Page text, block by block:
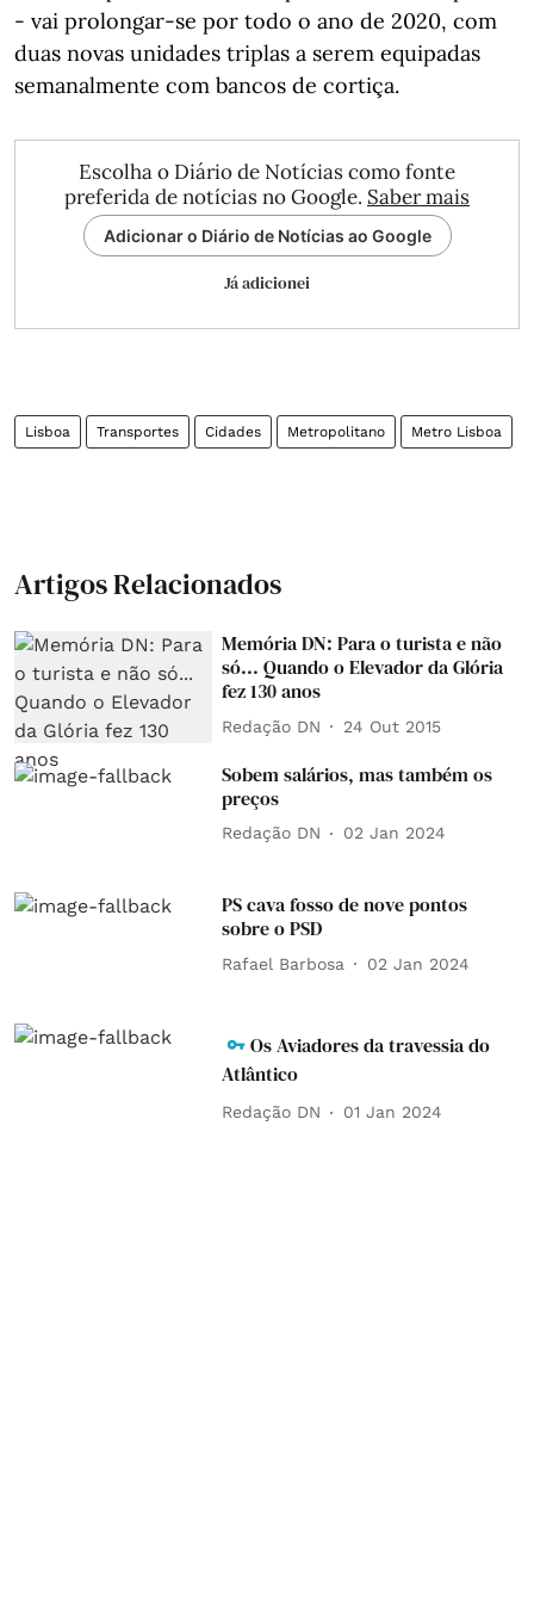
- vai prolongar-se por todo o ano de 2020, com
duas novas unidades triplas a serem equipadas
semanalmente com bancos de cortiça.
Escolha o Diário de Notícias como fonte
preferida de notícias no Google. Saber mais
Adicionar o Diário de Notícias ao Google
Já adicionei
Lisboa Transportes Cidades Metropolitano Metro Lisboa
Artigos Relacionados
Memória DN: Para o turista e não
só... Quando o Elevador da Glória
fez 130 anos
Redação DN 24 Out 2015
Sobem salários, mas também os
preços
Redação DN 02 Jan 2024
PS cava fosso de nove pontos
sobre o PSD
Rafael Barbosa 02 Jan 2024
Os Aviadores da travessia do
Atlântico
Redação DN 01 Jan 2024